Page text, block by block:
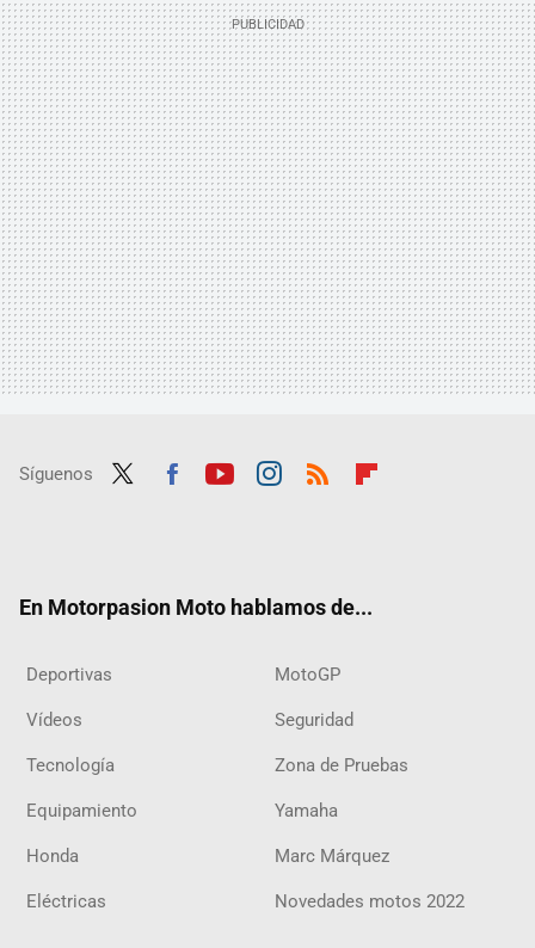
Síguenos
En Motorpasion Moto hablamos de...
Deportivas MotoGP
Vídeos Seguridad
Tecnología Zona de Pruebas
Equipamiento Yamaha
Honda Marc Márquez
Eléctricas Novedades motos 2022